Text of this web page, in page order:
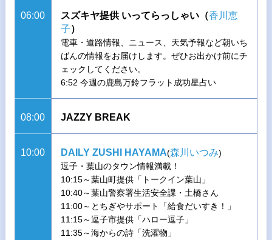
06:00 スズキヤ提供 いってらっしゃい（香川恵
子）
電車・道路情報、ニュース、天気予報など朝いち
ばんの情報をお届けします。ぜひお出かけ前にチ
ェックしてください。
6:52 今週の鹿島万鈴フラット成功星占い
08:00 JAZZY BREAK
10:00 DAILY ZUSHI HAYAMA(森川いつみ)
逗子・葉山のタウン情報満載！
10:15～葉山町提供「トークイン葉山」
10:40～葉山警察署生活安全課・土橋さん
11:00～とちぎやサポート「給食だいすき！」
11:15～逗子市提供「ハロー逗子」
11:35～海からの詩「洗濯物」